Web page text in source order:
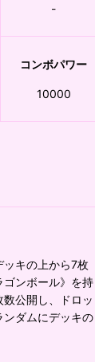
-
コンボパワー
10000
ッキの上から7枚
ゴンボール》を持
公開し、ドロッ
ンダムにデッキの